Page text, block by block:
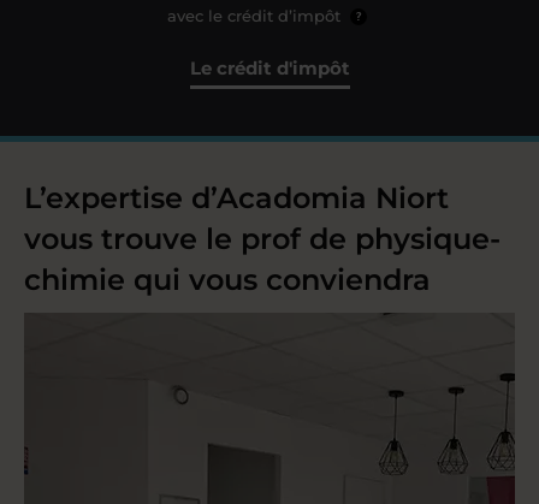
avec le crédit d’impôt ?
Le crédit d'impôt
L’expertise d’Acadomia Niort
vous trouve le prof de physique-
chimie qui vous conviendra